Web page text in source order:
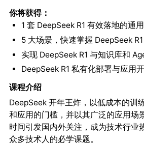
你将获得：
1 套 DeepSeek R1 有效落地的通
5 大场景，快速掌握 DeepSeek R1
实现 DeepSeek R1 与知识库和
DeepSeek R1 私有化部署与应用开
课程介绍
DeepSeek 开年王炸，以低成本的训
和应用的门槛，并以其广泛的应用场
时间引发国内外关注，成为技术行业
众多技术人的必学课题。